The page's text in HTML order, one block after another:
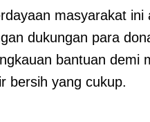
masyarakat ini
dukungan para
bantuan demi
bersih yang cukup.